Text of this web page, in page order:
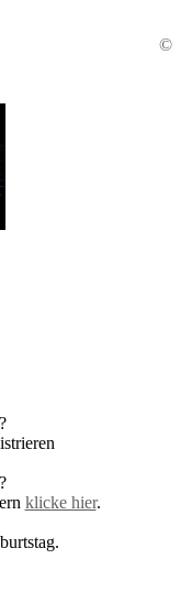
©
klicke hier.